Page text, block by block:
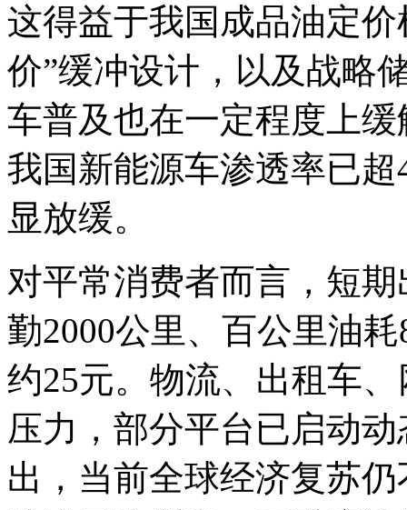
这得益于我国成品油定
价”缓冲设计，以及战略
车普及也在一定程度上
我国新能源车渗透率已
显放缓。
对平常消费者而言，短
勤2000公里、百公里油
约25元。物流、出租车
压力，部分平台已启动
出，当前全球经济复苏